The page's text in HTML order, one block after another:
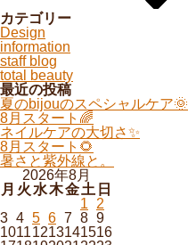
カテゴリー
Design
information
staff blog
total beauty
最近の投稿
夏のbijouのスペシャルケア🌞
8月スタート🌈
ネイルケアの大切さ✨
8月スタート🌻
暑さと紫外線と。
2026年8月
月 火 水木金土 日
1
2
3 4 5 6 7 8 9
10111213141516